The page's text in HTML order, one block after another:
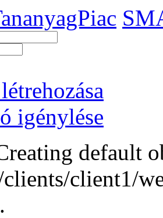
igénylése
default
client1/